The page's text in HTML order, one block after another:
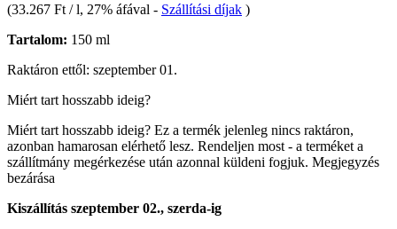
(33.267 Ft / l, 27% áfával - Szállítási díjak )
Tartalom: 150 ml
Raktáron ettől: szeptember 01.
Miért tart hosszabb ideig?
Miért tart hosszabb ideig? Ez a termék jelenleg nincs raktáron,
azonban hamarosan elérhető lesz. Rendeljen most - a terméket a
szállítmány megérkezése után azonnal küldeni fogjuk. Megjegyzés
bezárása
Kiszállítás szeptember 02., szerda-ig